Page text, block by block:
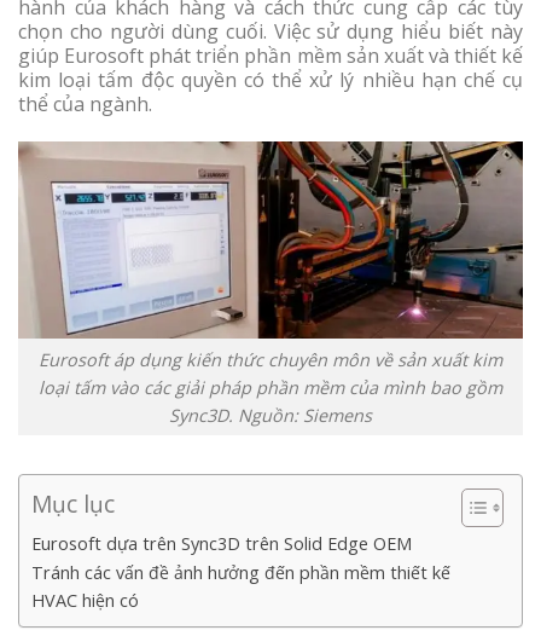
hành của khách hàng và cách thức cung cấp các tùy
chọn cho người dùng cuối. Việc sử dụng hiểu biết này
giúp Eurosoft phát triển phần mềm sản xuất và thiết kế
kim loại tấm độc quyền có thể xử lý nhiều hạn chế cụ
thể của ngành.
Eurosoft áp dụng kiến ​​thức chuyên môn về sản xuất kim
loại tấm vào các giải pháp phần mềm của mình bao gồm
Sync3D. Nguồn: Siemens
Mục lục
Eurosoft dựa trên Sync3D trên Solid Edge OEM
Tránh các vấn đề ảnh hưởng đến phần mềm thiết kế
HVAC hiện có